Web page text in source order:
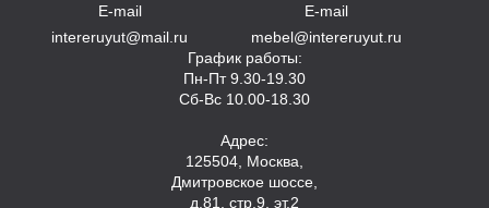
E-mail
intereruyut@mail.ru
E-mail
mebel@intereruyut.ru
График работы:
Пн-Пт 9.30-19.30
Сб-Вс 10.00-18.30
Адрес:
125504, Москва,
Дмитровское шоссе,
д.81, стр.9, эт.2